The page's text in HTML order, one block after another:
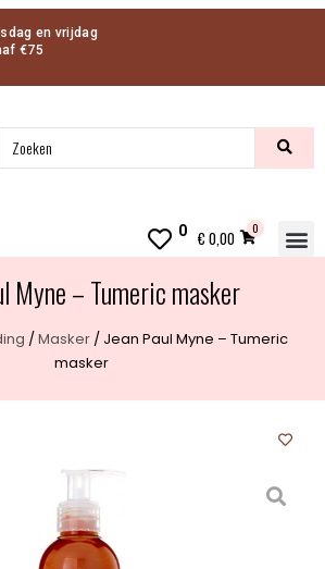
en vrijdag
€75
0 € 0,00 0
Myne – Tumeric masker
/Masker / Jean Paul Myne – Tumeric
masker